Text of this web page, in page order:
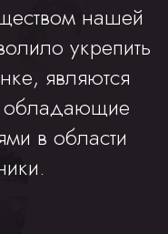
нашей
укрепить
являются
обладающие
в области